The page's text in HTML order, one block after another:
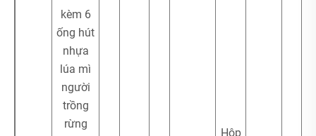
kèm 6
ống hút
nhựa
lúa mì
người
trồng
rừng
Hộp